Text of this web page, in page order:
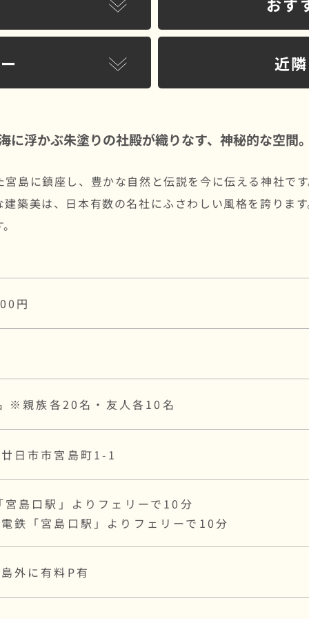
近
に浮かぶ朱塗りの社殿が織りなす、神秘的な空間
島に鎮座し、豊かな自然と伝説を今に伝える神社で
築美は、日本有数の名社にふさわしい風格を誇りま
円
※親族各20名・友人各10名
日市市宮島町1-1
島口駅」よりフェリーで10分
鉄「宮島口駅」よりフェリーで10分
外に有料P有